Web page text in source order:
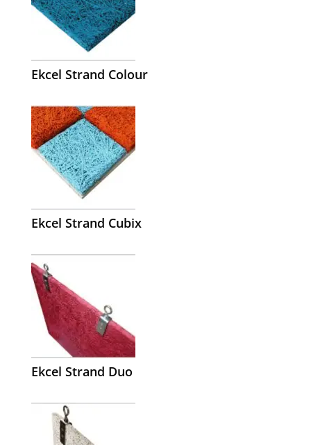
Ekcel Strand Colour
Ekcel Strand Cubix
Ekcel Strand Duo